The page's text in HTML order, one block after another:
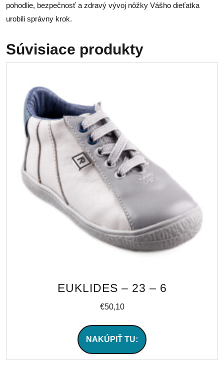
pohodlie, bezpečnosť a zdravý vývoj nôžky Vášho dieťatka
urobili správny krok.
Súvisiace produkty
EUKLIDES – 23 – 6
€50,10
NAKÚPIŤ TU: